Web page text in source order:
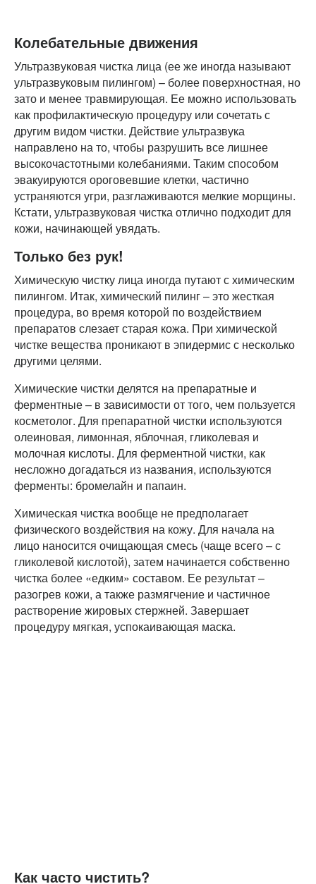
Колебательные движения
Ультразвуковая чистка лица (ее же иногда называют
ультразвуковым пилингом) – более поверхностная, но
зато и менее травмирующая. Ее можно использовать
как профилактическую процедуру или сочетать с
другим видом чистки. Действие ультразвука
направлено на то, чтобы разрушить все лишнее
высокочастотными колебаниями. Таким способом
эвакуируются ороговевшие клетки, частично
устраняются угри, разглаживаются мелкие морщины.
Кстати, ультразвуковая чистка отлично подходит для
кожи, начинающей увядать.
Только без рук!
Химическую чистку лица иногда путают с химическим
пилингом. Итак, химический пилинг – это жесткая
процедура, во время которой по воздействием
препаратов слезает старая кожа. При химической
чистке вещества проникают в эпидермис с несколько
другими целями.
Химические чистки делятся на препаратные и
ферментные – в зависимости от того, чем пользуется
косметолог. Для препаратной чистки используются
олеиновая, лимонная, яблочная, гликолевая и
молочная кислоты. Для ферментной чистки, как
несложно догадаться из названия, используются
ферменты: бромелайн и папаин.
Химическая чистка вообще не предполагает
физического воздействия на кожу. Для начала на
лицо наносится очищающая смесь (чаще всего – с
гликолевой кислотой), затем начинается собственно
чистка более «едким» составом. Ее результат –
разогрев кожи, а также размягчение и частичное
растворение жировых стержней. Завершает
процедуру мягкая, успокаивающая маска.
Как часто чистить?